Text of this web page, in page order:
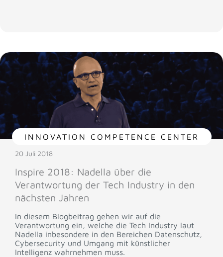
INNOVATION COMPETENCE CENTER
20 Juli 2018
Inspire 2018: Nadella über die
Verantwortung der Tech Industry in den
nächsten Jahren
In diesem Blogbeitrag gehen wir auf die
Verantwortung ein, welche die Tech Industry laut
Nadella inbesondere in den Bereichen Datenschutz,
Cybersecurity und Umgang mit künstlicher
Intelligenz wahrnehmen muss.